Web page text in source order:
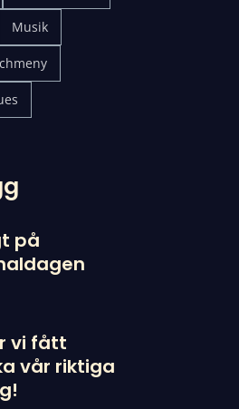
Musik
på
vi fått
vår riktiga